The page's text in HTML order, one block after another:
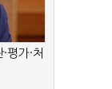
가·처